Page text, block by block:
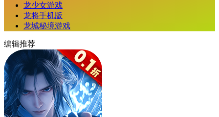
龙少女游戏
龙将手机版
龙城秘境游戏
编辑推荐